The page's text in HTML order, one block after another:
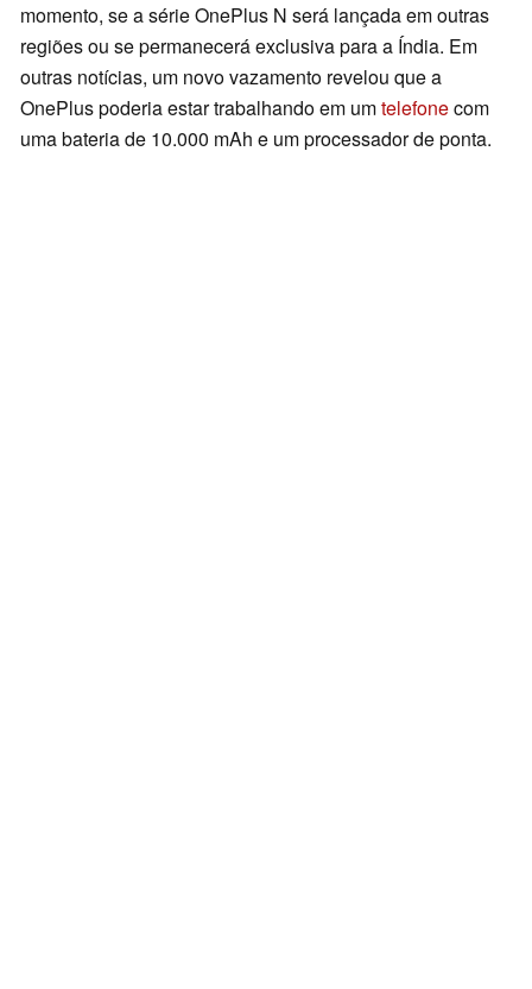
momento, se a série OnePlus N será lançada em outras
regiões ou se permanecerá exclusiva para a Índia. Em
outras notícias, um novo vazamento revelou que a
OnePlus poderia estar trabalhando em umtelefonecom
uma bateria de 10.000 mAh e um processador de ponta.